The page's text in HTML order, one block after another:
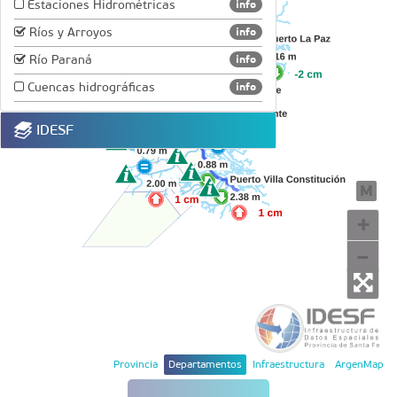
Provincia Departamentos Infraestructura ArgenMap
+
–
Estaciones Hidrométricas info
Ríos y Arroyos info
Río Paraná info
Cuencas hidrográficas info
IDESF
M